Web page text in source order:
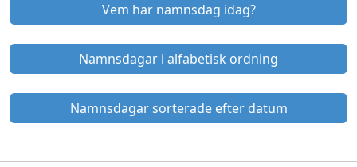
Vem har namnsdag idag?
Namnsdagar i alfabetisk ordning
Namnsdagar sorterade efter datum